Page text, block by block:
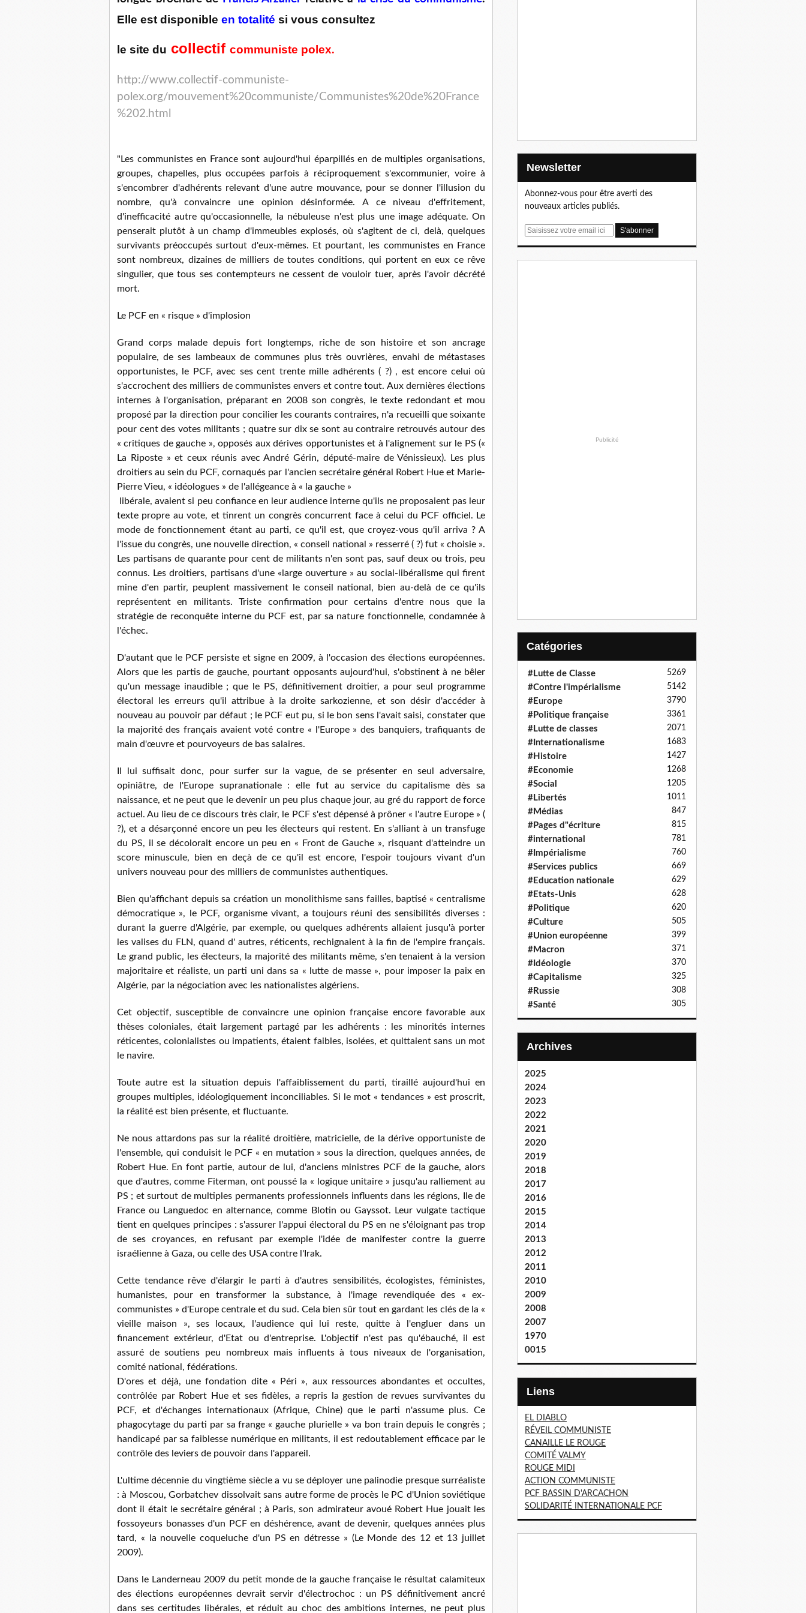
Elle est disponible en totalité si vous consultez
le site du collectif communiste polex.
http://www.collectif-communiste-
polex.org/mouvement%20communiste/Communistes%20de%20France
%202.html
"Les communistes en France sont aujourd'hui éparpillés en de multiples organisations,
groupes, chapelles, plus occupées parfois à réciproquement s'excommunier, voire à
s'encombrer d'adhérents relevant d'une autre mouvance, pour se donner l'illusion du
nombre, qu'à convaincre une opinion désinformée. A ce niveau d'effritement,
d'inefficacité autre qu'occasionnelle, la nébuleuse n'est plus une image adéquate. On
penserait plutôt à un champ d'immeubles explosés, où s'agitent de ci, delà, quelques
survivants préoccupés surtout d'eux-mêmes. Et pourtant, les communistes en France
sont nombreux, dizaines de milliers de toutes conditions, qui portent en eux ce rêve
singulier, que tous ses contempteurs ne cessent de vouloir tuer, après l'avoir décrété
mort.
Le PCF en « risque » d'implosion
Grand corps malade depuis fort longtemps, riche de son histoire et son ancrage
populaire, de ses lambeaux de communes plus très ouvrières, envahi de métastases
opportunistes, le PCF, avec ses cent trente mille adhérents ( ?) , est encore celui où
s'accrochent des milliers de communistes envers et contre tout. Aux dernières élections
internes à l'organisation, préparant en 2008 son congrès, le texte redondant et mou
proposé par la direction pour concilier les courants contraires, n'a recueilli que soixante
pour cent des votes militants ; quatre sur dix se sont au contraire retrouvés autour des
« critiques de gauche », opposés aux dérives opportunistes et à l'alignement sur le PS («
La Riposte » et ceux réunis avec André Gérin, député-maire de Vénissieux). Les plus
droitiers au sein du PCF, cornaqués par l'ancien secrétaire général Robert Hue et Marie-
Pierre Vieu, « idéologues » de l'allégeance à « la gauche »
libérale, avaient si peu confiance en leur audience interne qu'ils ne proposaient pas leur
texte propre au vote, et tinrent un congrès concurrent face à celui du PCF officiel. Le
mode de fonctionnement étant au parti, ce qu'il est, que croyez-vous qu'il arriva ? A
l'issue du congrès, une nouvelle direction, « conseil national » resserré ( ?) fut « choisie ».
Les partisans de quarante pour cent de militants n'en sont pas, sauf deux ou trois, peu
connus. Les droitiers, partisans d'une «large ouverture » au social-libéralisme qui firent
mine d'en partir, peuplent massivement le conseil national, bien au-delà de ce qu'ils
représentent en militants. Triste confirmation pour certains d'entre nous que la
stratégie de reconquête interne du PCF est, par sa nature fonctionnelle, condamnée à
l'échec.
D'autant que le PCF persiste et signe en 2009, à l'occasion des élections européennes.
Alors que les partis de gauche, pourtant opposants aujourd'hui, s'obstinent à ne bêler
qu'un message inaudible ; que le PS, définitivement droitier, a pour seul programme
électoral les erreurs qu'il attribue à la droite sarkozienne, et son désir d'accéder à
nouveau au pouvoir par défaut ; le PCF eut pu, si le bon sens l'avait saisi, constater que
la majorité des français avaient voté contre « l'Europe » des banquiers, trafiquants de
main d'œuvre et pourvoyeurs de bas salaires.
Il lui suffisait donc, pour surfer sur la vague, de se présenter en seul adversaire,
opiniâtre, de l'Europe supranationale : elle fut au service du capitalisme dès sa
naissance, et ne peut que le devenir un peu plus chaque jour, au gré du rapport de force
actuel. Au lieu de ce discours très clair, le PCF s'est dépensé à prôner « l'autre Europe » (
?), et a désarçonné encore un peu les électeurs qui restent. En s'alliant à un transfuge
du PS, il se décolorait encore un peu en « Front de Gauche », risquant d'atteindre un
score minuscule, bien en deçà de ce qu'il est encore, l'espoir toujours vivant d'un
univers nouveau pour des milliers de communistes authentiques.
Bien qu'affichant depuis sa création un monolithisme sans failles, baptisé « centralisme
démocratique », le PCF, organisme vivant, a toujours réuni des sensibilités diverses :
durant la guerre d'Algérie, par exemple, ou quelques adhérents allaient jusqu'à porter
les valises du FLN, quand d' autres, réticents, rechignaient à la fin de l'empire français.
Le grand public, les électeurs, la majorité des militants même, s'en tenaient à la version
majoritaire et réaliste, un parti uni dans sa « lutte de masse », pour imposer la paix en
Algérie, par la négociation avec les nationalistes algériens.
Cet objectif, susceptible de convaincre une opinion française encore favorable aux
thèses coloniales, était largement partagé par les adhérents : les minorités internes
réticentes, colonialistes ou impatients, étaient faibles, isolées, et quittaient sans un mot
le navire.
Toute autre est la situation depuis l'affaiblissement du parti, tiraillé aujourd'hui en
groupes multiples, idéologiquement inconciliables. Si le mot « tendances » est proscrit,
la réalité est bien présente, et fluctuante.
Ne nous attardons pas sur la réalité droitière, matricielle, de la dérive opportuniste de
l'ensemble, qui conduisit le PCF « en mutation » sous la direction, quelques années, de
Robert Hue. En font partie, autour de lui, d'anciens ministres PCF de la gauche, alors
que d'autres, comme Fiterman, ont poussé la « logique unitaire » jusqu'au ralliement au
PS ; et surtout de multiples permanents professionnels influents dans les régions, Ile de
France ou Languedoc en alternance, comme Blotin ou Gayssot. Leur vulgate tactique
tient en quelques principes : s'assurer l'appui électoral du PS en ne s'éloignant pas trop
de ses croyances, en refusant par exemple l'idée de manifester contre la guerre
israélienne à Gaza, ou celle des USA contre l'Irak.
Cette tendance rêve d'élargir le parti à d'autres sensibilités, écologistes, féministes,
humanistes, pour en transformer la substance, à l'image revendiquée des « ex-
communistes » d'Europe centrale et du sud. Cela bien sûr tout en gardant les clés de la «
vieille maison », ses locaux, l'audience qui lui reste, quitte à l'engluer dans un
financement extérieur, d'Etat ou d'entreprise. L'objectif n'est pas qu'ébauché, il est
assuré de soutiens peu nombreux mais influents à tous niveaux de l'organisation,
comité national, fédérations.
D'ores et déjà, une fondation dite « Péri », aux ressources abondantes et occultes,
contrôlée par Robert Hue et ses fidèles, a repris la gestion de revues survivantes du
PCF, et d'échanges internationaux (Afrique, Chine) que le parti n'assume plus. Ce
phagocytage du parti par sa frange « gauche plurielle » va bon train depuis le congrès ;
handicapé par sa faiblesse numérique en militants, il est redoutablement efficace par le
contrôle des leviers de pouvoir dans l'appareil.
L'ultime décennie du vingtième siècle a vu se déployer une palinodie presque surréaliste
: à Moscou, Gorbatchev dissolvait sans autre forme de procès le PC d'Union soviétique
dont il était le secrétaire général ; à Paris, son admirateur avoué Robert Hue jouait les
fossoyeurs bonasses d'un PCF en déshérence, avant de devenir, quelques années plus
tard, « la nouvelle coqueluche d'un PS en détresse » (Le Monde des 12 et 13 juillet
2009).
Dans le Landerneau 2009 du petit monde de la gauche française le résultat calamiteux
des élections européennes devrait servir d'électrochoc : un PS définitivement ancré
dans ses certitudes libérales, et réduit au choc des ambitions internes, ne peut plus
Newsletter
Abonnez-vous pour être averti des
nouveaux articles publiés.
E
Publicité
Catégories
#Lutte de Classe 5269
#Contre l'impérialisme 5142
#Europe 3790
#Politique française 3361
#Lutte de classes 2071
#Internationalisme 1683
#Histoire 1427
#Economie 1268
#Social 1205
#Libertés 1011
#Médias 847
#Pages d"écriture 815
#international 781
#Impérialisme 760
#Services publics 669
#Education nationale 629
#Etats-Unis 628
#Politique 620
#Culture 505
#Union européenne 399
#Macron 371
#Idéologie 370
#Capitalisme 325
#Russie 308
#Santé 305
Archives
2025
2024
2023
2022
2021
2020
2019
2018
2017
2016
2015
2014
2013
2012
2011
2010
2009
2008
2007
1970
0015
Liens
EL DIABLO
RÉVEIL COMMUNISTE
CANAILLE LE ROUGE
COMITÉ VALMY
ROUGE MIDI
ACTION COMMUNISTE
PCF BASSIN D'ARCACHON
SOLIDARITÉ INTERNATIONALE PCF